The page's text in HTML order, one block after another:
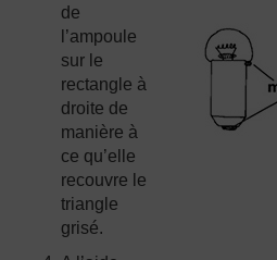
de
l’ampoule
sur le
rectangle à
droite de
manière à
ce qu’elle
recouvre le
triangle
grisé.